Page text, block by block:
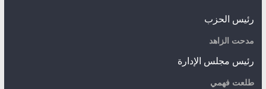
رئيس الحزب
مدحت الزاهد
رئيس مجلس الإدارة
طلعت فهمي